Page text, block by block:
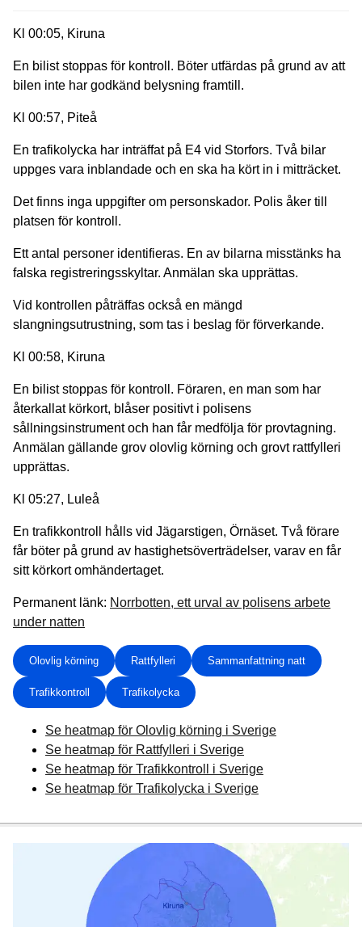
Kl 00:05, Kiruna
En bilist stoppas för kontroll. Böter utfärdas på grund av att
bilen inte har godkänd belysning framtill.
Kl 00:57, Piteå
En trafikolycka har inträffat på E4 vid Storfors. Två bilar
uppges vara inblandade och en ska ha kört in i mitträcket.
Det finns inga uppgifter om personskador. Polis åker till
platsen för kontroll.
Ett antal personer identifieras. En av bilarna misstänks ha
falska registreringsskyltar. Anmälan ska upprättas.
Vid kontrollen påträffas också en mängd
slangningsutrustning, som tas i beslag för förverkande.
Kl 00:58, Kiruna
En bilist stoppas för kontroll. Föraren, en man som har
återkallat körkort, blåser positivt i polisens
sållningsinstrument och han får medfölja för provtagning.
Anmälan gällande grov olovlig körning och grovt rattfylleri
upprättas.
Kl 05:27, Luleå
En trafikkontroll hålls vid Jägarstigen, Örnäset. Två förare
får böter på grund av hastighetsöverträdelser, varav en får
sitt körkort omhändertaget.
Permanent länk: Norrbotten, ett urval av polisens arbete
under natten
Olovlig körning Rattfylleri Sammanfattning natt
Trafikkontroll Trafikolycka
Se heatmap för Olovlig körning i Sverige
Se heatmap för Rattfylleri i Sverige
Se heatmap för Trafikkontroll i Sverige
Se heatmap för Trafikolycka i Sverige